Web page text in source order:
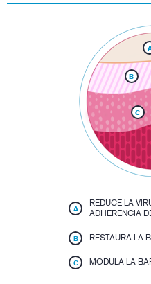
B
C
A
REDUCE LA
ADHERENCIA
B RESTAURA LA
C MODULA LA